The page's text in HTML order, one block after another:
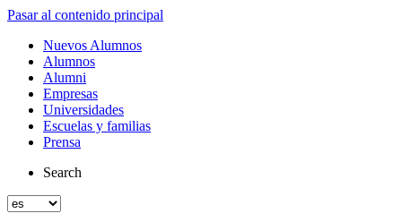
Pasar al contenido principal
Nuevos Alumnos
Alumnos
Alumni
Empresas
Universidades
Escuelas y familias
Prensa
Search